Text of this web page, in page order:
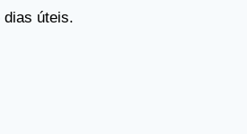
dias úteis.